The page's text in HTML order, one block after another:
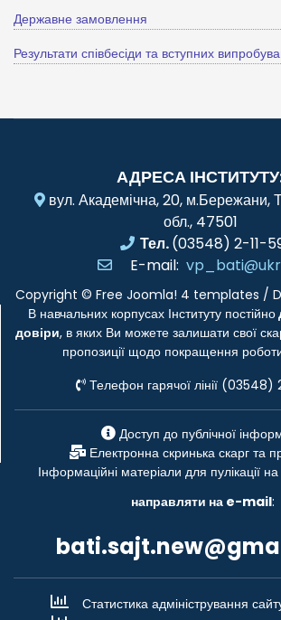
Державне замовлення
Результати співбесіди та вступних
АДРЕСА
вул. Академічна, 20, м.Бережани,
обл., 47501
Тел.(03548) 2-11-
E-mail:
Copyright © Free Joomla! 4 templates /
В навчальних корпусах Інституту постійно
довіри, в яких Ви можете залишати свої
пропозиції щодо покращення роботи
Телефон гарячої лінії
Доступ до публічної
Електронна скринька скарг та
Інформаційні матеріали для пулікації на
направляти на e-mail:
Статистика адміністрування